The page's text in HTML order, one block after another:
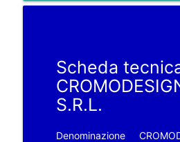
Scheda
S.R.L.
Denominazione